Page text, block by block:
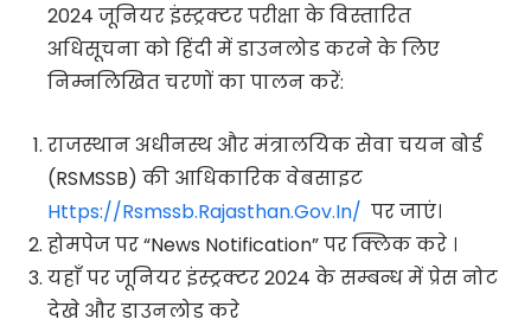
2024 जूनियर इंस्ट्रक्टर परीक्षा के विस्तारित
अधिसूचना को हिंदी में डाउनलोड करने के लिए
निम्नलिखित चरणों का पालन करें:
राजस्थान अधीनस्थ और मंत्रालयिक सेवा चयन बोर्ड
(RSMSSB) की आधिकारिक वेबसाइट
Https://rsmssb.rajasthan.gov.in/ पर जाएं।
होमपेज पर “News Notification” पर क्लिक करे ।
यहाँ पर जूनियर इंस्ट्रक्टर 2024 के सम्बन्ध में प्रेस नोट
देखे और डाउनलोड करे